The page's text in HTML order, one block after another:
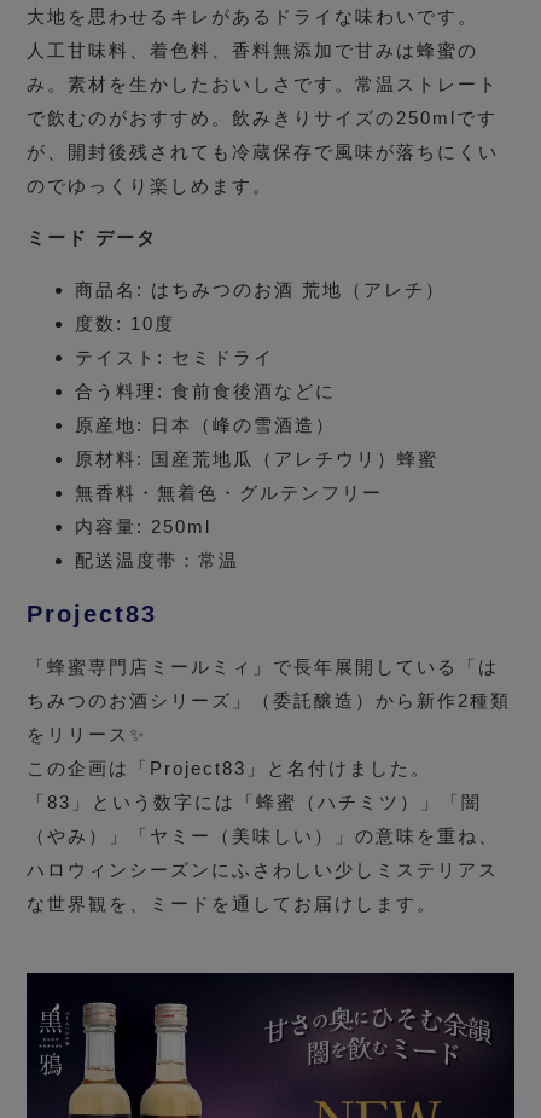
大地を思わせるキレがあるドライな味わいです。
人工甘味料、着色料、香料無添加で甘みは蜂蜜の
み。素材を生かしたおいしさです。常温ストレート
で飲むのがおすすめ。飲みきりサイズの250mlです
が、開封後残されても冷蔵保存で風味が落ちにくい
のでゆっくり楽しめます。
ミード データ
商品名: はちみつのお酒 荒地（アレチ）
度数: 10度
テイスト: セミドライ
合う料理: 食前食後酒などに
原産地: 日本（峰の雪酒造）
原材料: 国産荒地瓜（アレチウリ）蜂蜜
無香料・無着色・グルテンフリー
内容量: 250ml
配送温度帯：常温
Project83
「蜂蜜専門店ミールミィ」で長年展開している「は
ちみつのお酒シリーズ」（委託醸造）から新作2種類
をリリース✨
この企画は「Project83」と名付けました。
「83」という数字には「蜂蜜（ハチミツ）」「闇
（やみ）」「ヤミー（美味しい）」の意味を重ね、
ハロウィンシーズンにふさわしい少しミステリアス
な世界観を、ミードを通してお届けします。